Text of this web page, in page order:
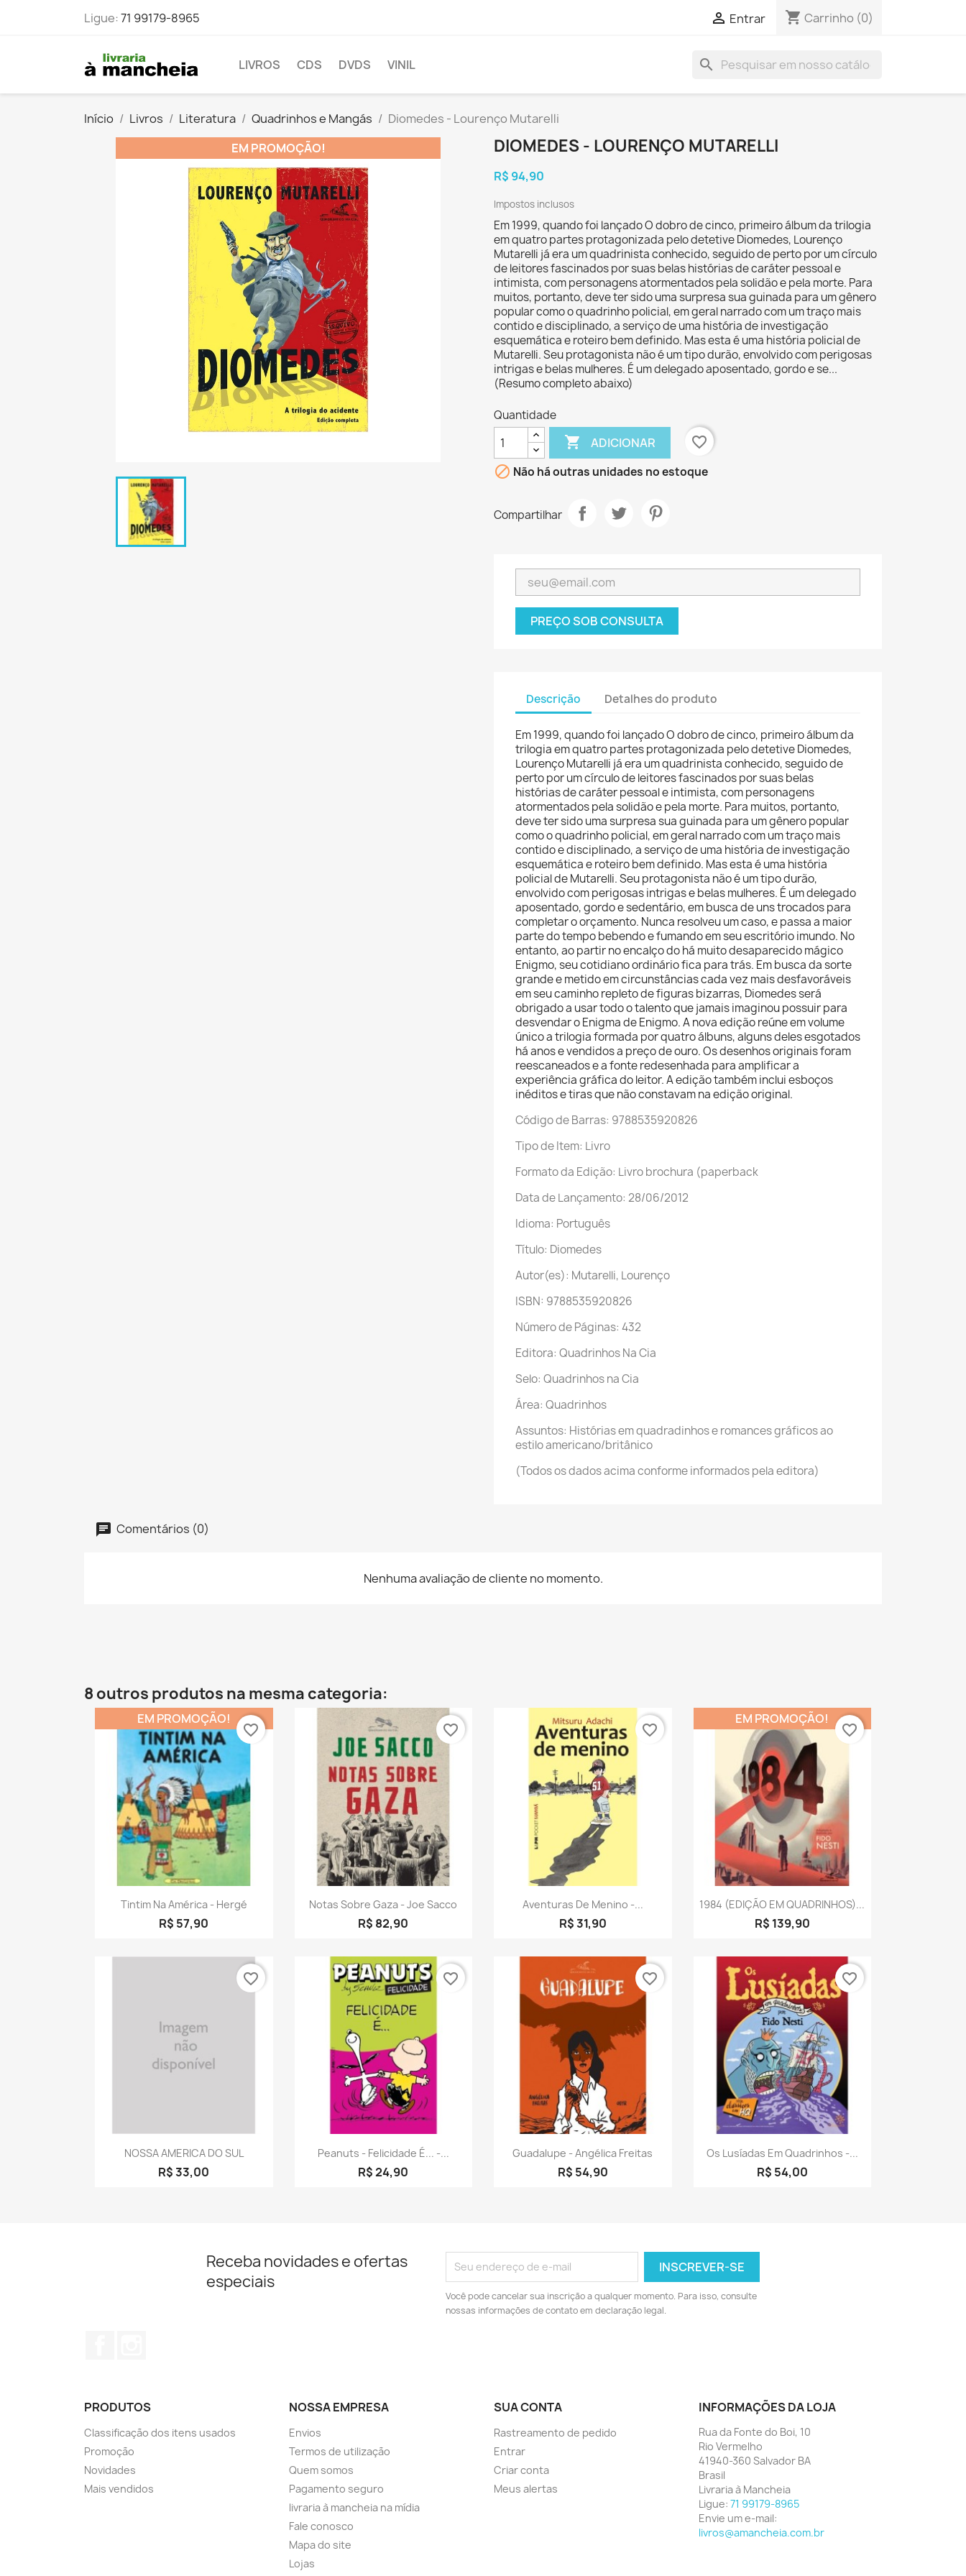
Ligue:71 99179-8965  Entrar shopping_cart Carrinho (0)
LIVROS CDS DVDS VINIL search
Início Livros Literatura Quadrinhos e Mangás
Diomedes - Lourenço Mutarelli
EM PROMOÇÃO!
DIOMEDES - LOURENÇO MUTARELLI
R$ 94,90
Impostos inclusos
Em 1999, quando foi lançado O dobro de cinco, primeiro álbum da trilogia
em quatro partes protagonizada pelo detetive Diomedes, Lourenço
Mutarelli já era um quadrinista conhecido, seguido de perto por um círculo
de leitores fascinados por suas belas histórias de caráter pessoal e
intimista, com personagens atormentados pela solidão e pela morte. Para
muitos, portanto, deve ter sido uma surpresa sua guinada para um gênero
popular como o quadrinho policial, em geral narrado com um traço mais
contido e disciplinado, a serviço de uma história de investigação
esquemática e roteiro bem definido. Mas esta é uma história policial de
Mutarelli. Seu protagonista não é um tipo durão, envolvido com perigosas
intrigas e belas mulheres. É um delegado aposentado, gordo e se...
(Resumo completo abaixo)
Quantidade
 ADICIONAR
favorite_border
 Não há outras unidades no estoque
Compartilhar
PREÇO SOB CONSULTA
Descrição Detalhes do produto
Em 1999, quando foi lançado O dobro de cinco, primeiro álbum da
trilogia em quatro partes protagonizada pelo detetive Diomedes,
Lourenço Mutarelli já era um quadrinista conhecido, seguido de
perto por um círculo de leitores fascinados por suas belas
histórias de caráter pessoal e intimista, com personagens
atormentados pela solidão e pela morte. Para muitos, portanto,
deve ter sido uma surpresa sua guinada para um gênero popular
como o quadrinho policial, em geral narrado com um traço mais
contido e disciplinado, a serviço de uma história de investigação
esquemática e roteiro bem definido. Mas esta é uma história
policial de Mutarelli. Seu protagonista não é um tipo durão,
envolvido com perigosas intrigas e belas mulheres. É um delegado
aposentado, gordo e sedentário, em busca de uns trocados para
completar o orçamento. Nunca resolveu um caso, e passa a maior
parte do tempo bebendo e fumando em seu escritório imundo. No
entanto, ao partir no encalço do há muito desaparecido mágico
Enigmo, seu cotidiano ordinário fica para trás. Em busca da sorte
grande e metido em circunstâncias cada vez mais desfavoráveis
em seu caminho repleto de figuras bizarras, Diomedes será
obrigado a usar todo o talento que jamais imaginou possuir para
desvendar o Enigma de Enigmo. A nova edição reúne em volume
único a trilogia formada por quatro álbuns, alguns deles esgotados
há anos e vendidos a preço de ouro. Os desenhos originais foram
reescaneados e a fonte redesenhada para amplificar a
experiência gráfica do leitor. A edição também inclui esboços
inéditos e tiras que não constavam na edição original.
Código de Barras: 9788535920826
Tipo de Item: Livro
Formato da Edição: Livro brochura (paperback
Data de Lançamento: 28/06/2012
Idioma: Português
Título: Diomedes
Autor(es): Mutarelli, Lourenço
ISBN: 9788535920826
Número de Páginas: 432
Editora: Quadrinhos Na Cia
Selo: Quadrinhos na Cia
Área: Quadrinhos
Assuntos: Histórias em quadradinhos e romances gráficos ao
estilo americano/britânico
(Todos os dados acima conforme informados pela editora)
Comentários (0)
Nenhuma avaliação de cliente no momento.
8 outros produtos na mesma categoria:
Visualização rápida
Tintim Na América - Hergé
R$ 57,90
EM PROMOÇÃO!
favorite_border
Visualização rápida
Notas Sobre Gaza - Joe Sacco
R$ 82,90
favorite_border
Visualização rápida
Aventuras De Menino -...
R$ 31,90
favorite_border
Visualização rápida
1984 (EDIÇÃO EM QUADRINHOS)...
R$ 139,90
EM PROMOÇÃO!
favorite_border
Visualização rápida
NOSSA AMERICA DO SUL
R$ 33,00
favorite_border
Visualização rápida
Peanuts - Felicidade É... -...
R$ 24,90
favorite_border
Visualização rápida
Guadalupe - Angélica Freitas
R$ 54,90
favorite_border
Visualização rápida
Os Lusíadas Em Quadrinhos -...
R$ 54,00
favorite_border
Receba novidades e ofertas
especiais
Você pode cancelar sua inscrição a qualquer momento. Para isso, consulte
nossas informações de contato em declaração legal.
PRODUTOS
Classificação dos itens usados
Promoção
Novidades
Mais vendidos
NOSSA EMPRESA
Envios
Termos de utilização
Quem somos
Pagamento seguro
livraria à mancheia na mídia
Fale conosco
Mapa do site
Lojas
SUA CONTA
Rastreamento de pedido
Entrar
Criar conta
Meus alertas
INFORMAÇÕES DA LOJA
Rua da Fonte do Boi, 10
Rio Vermelho
41940-360 Salvador BA
Brasil
Livraria à Mancheia
Ligue: 71 99179-8965
Envie um e-mail:
livros@amancheia.com.br